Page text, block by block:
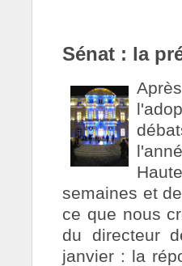
Sénat : la
semaines et
ce que nous
du directeur
janvier : la